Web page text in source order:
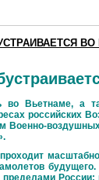
ВО
а
российских
Военно-